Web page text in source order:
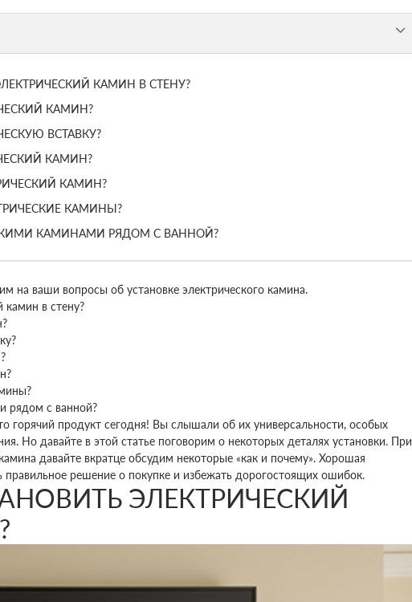
КАМИН В СТЕНУ?
КАМИН?
ВСТАВКУ?
КАМИН?
КАМИН?
КАМИНЫ?
КАМИНАМИ РЯДОМ С ВАННОЙ?
на ваши вопросы об установке электрического камина.
камин в стену?
?
рядом с ванной?
горячий продукт сегодня! Вы слышали об их универсальности, особых
Но давайте в этой статье поговорим о некоторых деталях установки. При
давайте вкратце обсудим некоторые «как и почему». Хорошая
решение о покупке и избежать дорогостоящих ошибок.
ЭЛЕКТРИЧЕСКИЙ